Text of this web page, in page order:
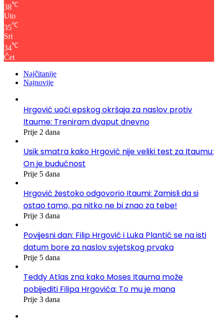
38℃
Uto
35℃
Sri
34℃
Čet
Najčitanije
Najnovije
Hrgović uoči epskog okršaja za naslov protiv
Itaume: Treniram dvaput dnevno
Prije 2 dana
Usik smatra kako Hrgović nije veliki test za Itaumu:
On je budućnost
Prije 5 dana
Hrgović žestoko odgovorio Itaumi: Zamisli da si
ostao tamo, pa nitko ne bi znao za tebe!
Prije 3 dana
Povijesni dan: Filip Hrgović i Luka Plantić se na isti
datum bore za naslov svjetskog prvaka
Prije 5 dana
Teddy Atlas zna kako Moses Itauma može
pobijediti Filipa Hrgovića: To mu je mana
Prije 3 dana